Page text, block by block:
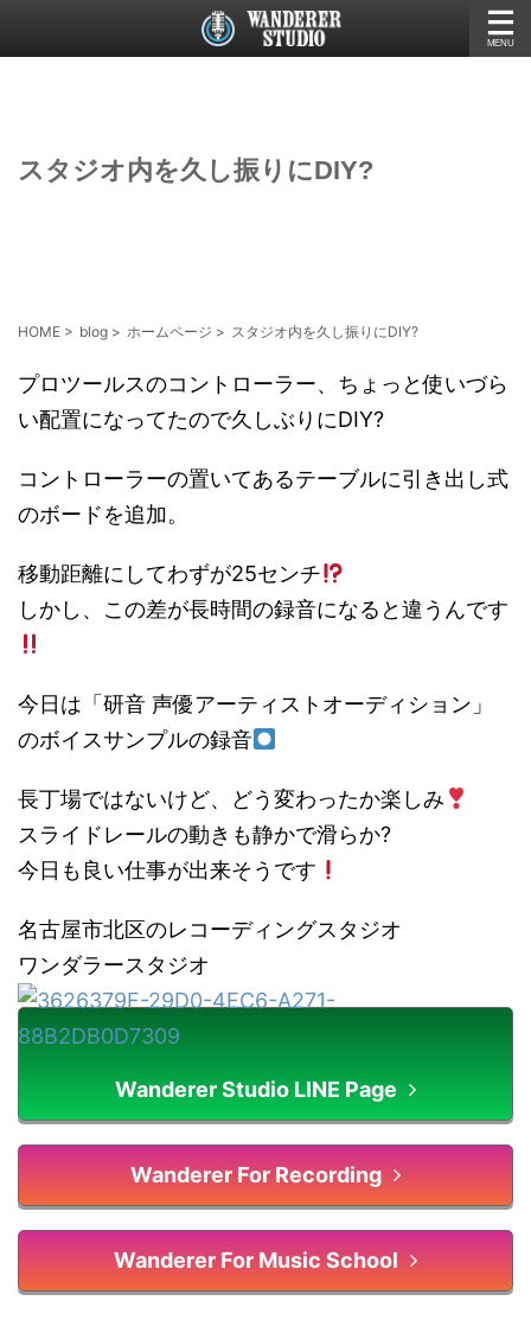
スタジオ内を久し振りにDIY?
HOME > blog > ホームページ > スタジオ内を久し振りにDIY?
プロツールスのコントローラー、ちょっと使いづら
い配置になってたので久しぶりにDIY?
コントローラーの置いてあるテーブルに引き出し式
のボードを追加。
移動距離にしてわずが25センチ
しかし、この差が長時間の録音になると違うんです
今日は「研音 声優アーティストオーディション」
のボイスサンプルの録音
長丁場ではないけど、どう変わったか楽しみ
スライドレールの動きも静かで滑らか?
今日も良い仕事が出来そうです
名古屋市北区のレコーディングスタジオ
ワンダラースタジオ
Wanderer Studio LINE Page
Wanderer For Recording
Wanderer For Music School